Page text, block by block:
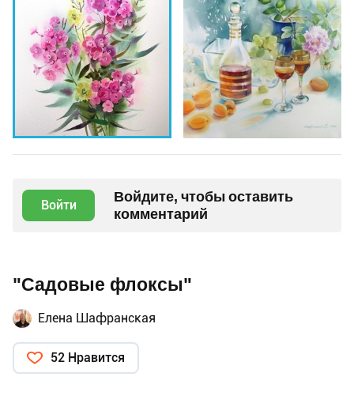
Войти
Войдите, чтобы оставить
комментарий
"Садовые флоксы"
Елена Шафранская
52 Нравится